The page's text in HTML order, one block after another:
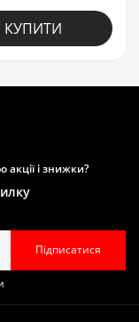
КУПИТИ
і знижки?
Підписатися